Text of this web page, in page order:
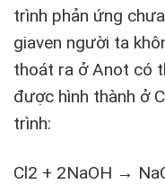
trình phản ứng
giaven người ta
thoát ra ở Anot có
được hình thành ở
trình:
Cl2 + 2NaOH →